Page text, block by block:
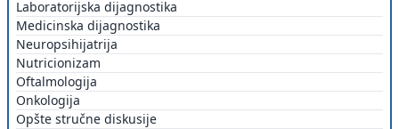
Laboratorijska dijagnostika
Medicinska dijagnostika
Neuropsihijatrija
Nutricionizam
Oftalmologija
Onkologija
Opšte stručne diskusije